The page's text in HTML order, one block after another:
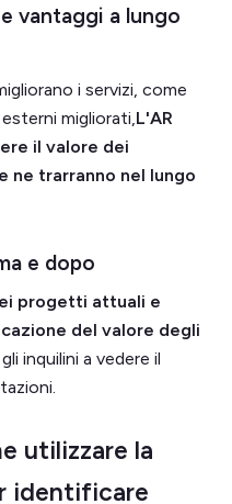
vantaggi a lungo
i servizi, come
migliorati, L'AR
il valore dei
ne trarranno nel lungo
e dopo
progetti attuali e
del valore degli
inquilini a vedere il
utilizzare la
identificare